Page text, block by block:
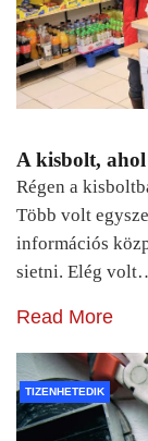
A kisbolt,
Régen a
Több volt
információs
sietni. Elég
Read More
TIZENHETEDIK